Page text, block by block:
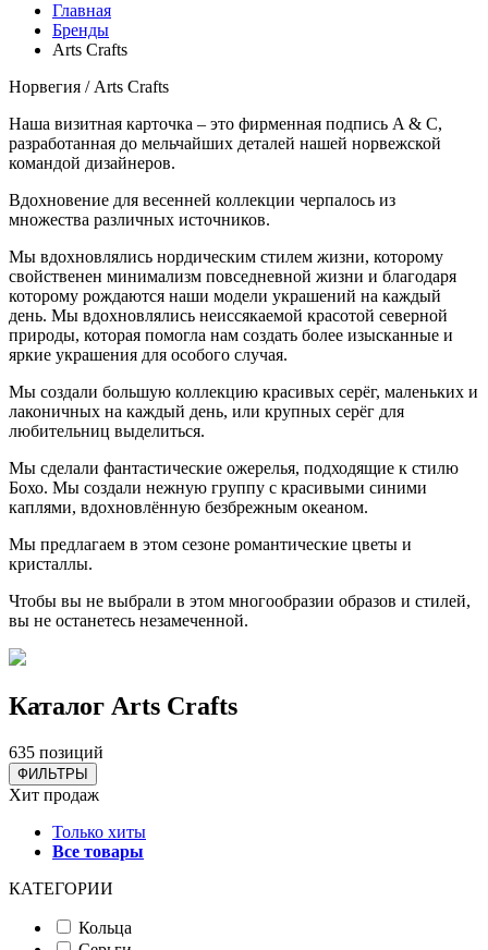
Главная
Бренды
Аrts Сrafts
Норвегия / Аrts Сrafts
Наша визитная карточка – это фирменная подпись A & C,
разработанная до мельчайших деталей нашей норвежской
командой дизайнеров.
Вдохновение для весенней коллекции черпалось из
множества различных источников.
Мы вдохновлялись нордическим стилем жизни, которому
свойственен минимализм повседневной жизни и благодаря
которому рождаются наши модели украшений на каждый
день. Мы вдохновлялись неиссякаемой красотой северной
природы, которая помогла нам создать более изысканные и
яркие украшения для особого случая.
Мы создали большую коллекцию красивых серёг, маленьких и
лаконичных на каждый день, или крупных серёг для
любительниц выделиться.
Мы сделали фантастические ожерелья, подходящие к стилю
Бохо. Мы создали нежную группу с красивыми синими
каплями, вдохновлённую безбрежным океаном.
Мы предлагаем в этом сезоне романтические цветы и
кристаллы.
Чтобы вы не выбрали в этом многообразии образов и стилей,
вы не останетесь незамеченной.
Каталог Аrts Сrafts
635 позиций
ФИЛЬТРЫ
Хит продаж
Только хиты
Все товары
КАТЕГОРИИ
Кольца